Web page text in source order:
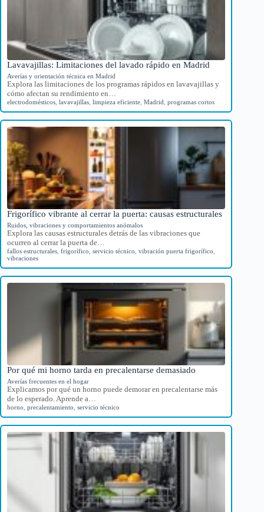
Lavavajillas: Limitaciones del lavado rápido en Madrid
Averías y orientación técnica en Madrid
Explora las limitaciones de los programas rápidos en lavavajillas y
cómo afectan su rendimiento en…
electrodomésticos lavavajillas limpieza eficiente Madrid programas cortos
Frigorífico vibrante al cerrar la puerta: causas estructurales
Ruidos, vibraciones y comportamientos anómalos
Explora las causas estructurales detrás de las vibraciones que
ocurren al cerrar la puerta de…
fallos estructurales frigorífico servicio técnico vibración puerta frigorífico
vibraciones
Por qué mi horno tarda en precalentarse demasiado
Averías frecuentes en el hogar
Explicamos por qué un horno puede demorar en precalentarse más
de lo esperado. Aprende a…
horno precalentamiento servicio técnico